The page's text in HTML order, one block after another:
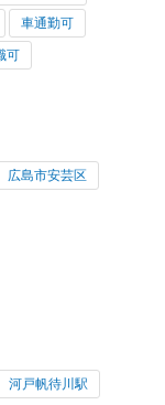
車通勤可
可
広島市安芸区
河戸帆待川駅